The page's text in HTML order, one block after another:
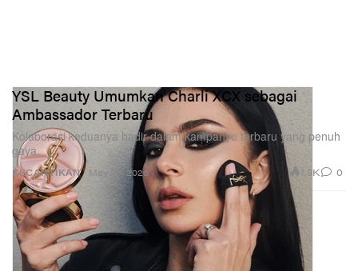
KECANTIKAN
YSL Beauty Umumkan Charli XCX sebagai
Ambassador Terbaru
Kolaborasi keduanya hadir dalam kampanye terbaru yang penuh
gaya.
May 20, 2026 1.9K 0